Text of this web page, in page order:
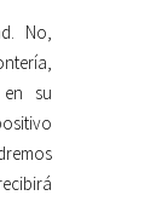
No,
en su